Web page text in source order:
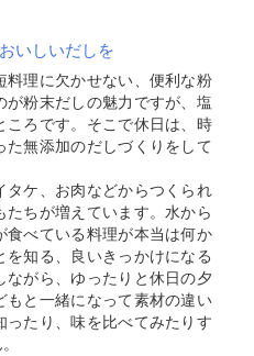
いしいだしを
理に欠かせない、便利な粉
粉末だしの魅力ですが、塩
ろです。そこで休日は、時
無添加のだしづくりをして
ケ、お肉などからつくられ
ちが増えています。水から
べている料理が本当は何か
知る、良いきっかけになる
がら、ゆったりと休日の夕
と一緒になって素材の違い
たり、味を比べてみたりす